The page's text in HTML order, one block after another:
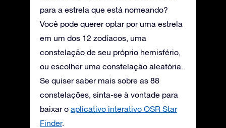
para a estrela que está nomeando?
Você pode querer optar por uma estrela
em um dos 12 zodíacos, uma
constelação de seu próprio hemisfério,
ou escolher uma constelação aleatória.
Se quiser saber mais sobre as 88
constelações, sinta-se à vontade para
baixar o aplicativo interativo OSR Star
Finder.